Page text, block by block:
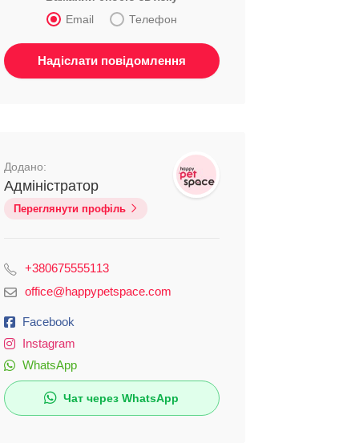
Email
Телефон
Додано:
Адміністратор
Переглянути профіль
+380675555113
office@happypetspace.com
Facebook
Instagram
WhatsApp
Чат через WhatsApp